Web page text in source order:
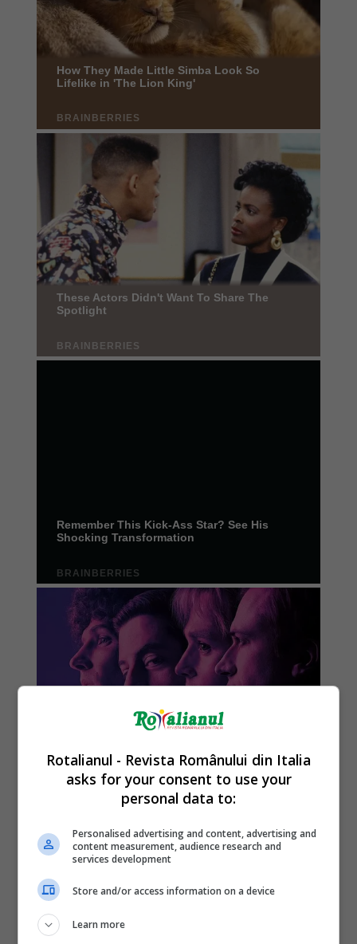
Rotalianul - Revista Românului din Italia
asks for your consent to use your
personal data to:
Personalised advertising and content, advertising and
content measurement, audience research and
services development
Store and/or access information on a device
Learn more